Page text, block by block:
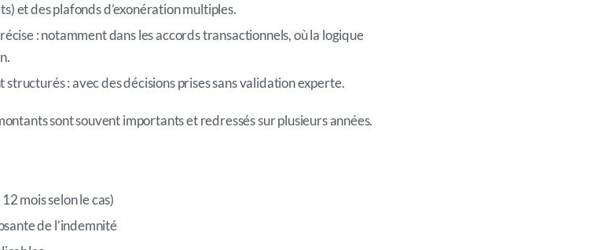
et des plafonds d’exonération multiples.
: notamment dans les accords transactionnels, où la logique
structurés:avec des décisions prises sans validation experte.
sont souvent importants et redressés sur plusieurs années.
mois selon le cas)
de l’indemnité